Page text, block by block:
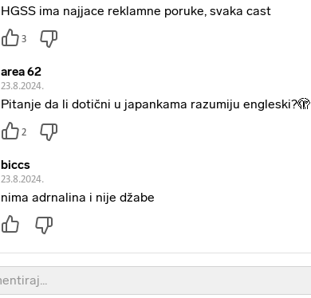
HGSS ima najjace reklamne poruke, svaka cast
3
area 62
23.8.2024.
Pitanje da li dotični u japankama razumiju engleski?🫣
2
biccs
23.8.2024.
nima adrnalina i nije džabe